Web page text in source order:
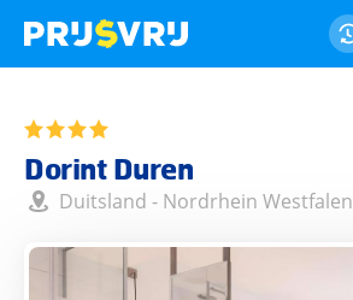
Dorint Duren
Duitsland - Nordrhein Westfalen